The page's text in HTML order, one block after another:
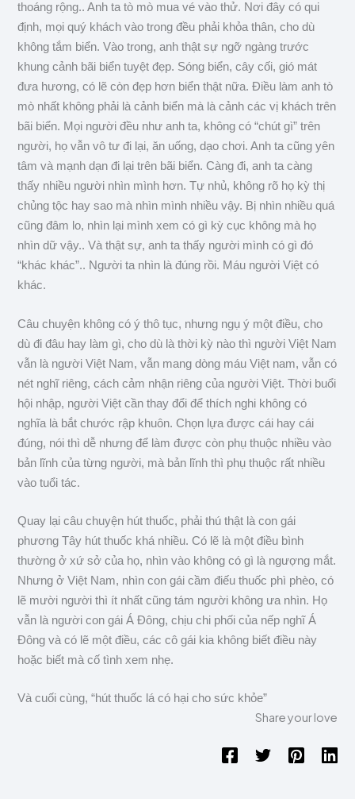
thoáng rộng.. Anh ta tò mò mua vé vào thử. Nơi đây có qui
định, mọi quý khách vào trong đều phải khỏa thân, cho dù
không tắm biển. Vào trong, anh thật sự ngỡ ngàng trước
khung cảnh bãi biển tuyệt đẹp. Sóng biển, cây cối, gió mát
đưa hương, có lẽ còn đẹp hơn biển thật nữa. Điều làm anh tò
mò nhất không phải là cảnh biển mà là cảnh các vị khách trên
bãi biển. Mọi người đều như anh ta, không có “chút gì” trên
người, họ vẫn vô tư đi lại, ăn uống, dạo chơi. Anh ta cũng yên
tâm và mạnh dạn đi lại trên bãi biển. Càng đi, anh ta càng
thấy nhiều người nhìn mình hơn. Tự nhủ, không rõ họ kỳ thị
chủng tộc hay sao mà nhìn mình nhiều vậy. Bị nhìn nhiều quá
cũng đâm lo, nhìn lại mình xem có gì kỳ cục không mà họ
nhìn dữ vậy.. Và thật sự, anh ta thấy người mình có gì đó
“khác khác”.. Người ta nhìn là đúng rồi. Máu người Việt có
khác.
Câu chuyện không có ý thô tục, nhưng ngụ ý một điều, cho
dù đi đâu hay làm gì, cho dù là thời kỳ nào thì người Việt Nam
vẫn là người Việt Nam, vẫn mang dòng máu Việt nam, vẫn có
nét nghĩ riêng, cách cảm nhận riêng của người Việt. Thời buổi
hội nhập, người Việt cần thay đổi để thích nghi không có
nghĩa là bắt chước rập khuôn. Chọn lựa được cái hay cái
đúng, nói thì dễ nhưng để làm được còn phụ thuộc nhiều vào
bản lĩnh của từng người, mà bản lĩnh thì phụ thuộc rất nhiều
vào tuổi tác.
Quay lại câu chuyện hút thuốc, phải thú thật là con gái
phương Tây hút thuốc khá nhiều. Có lẽ là một điều bình
thường ở xứ sở của họ, nhìn vào không có gì là ngượng mắt.
Nhưng ở Việt Nam, nhìn con gái cầm điếu thuốc phì phèo, có
lẽ mười người thì ít nhất cũng tám người không ưa nhìn. Họ
vẫn là người con gái Á Đông, chịu chi phối của nếp nghĩ Á
Đông và có lẽ một điều, các cô gái kia không biết điều này
hoặc biết mà cố tình xem nhẹ.
Và cuối cùng, “hút thuốc lá có hại cho sức khỏe”
Share your love